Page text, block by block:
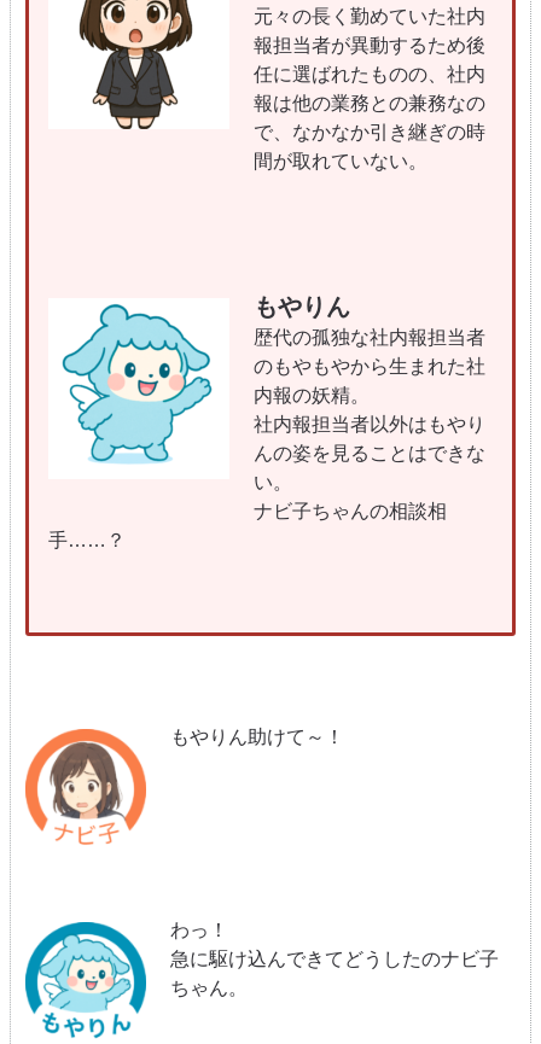
元々の長く勤めていた社内
報担当者が異動するため後
任に選ばれたものの、社内
報は他の業務との兼務なの
で、なかなか引き継ぎの時
間が取れていない。
もやりん
歴代の孤独な社内報担当者
のもやもやから生まれた社
内報の妖精。
社内報担当者以外はもやり
んの姿を見ることはできな
い。
ナビ子ちゃんの相談相
手……？
もやりん助けて～！
わっ！
急に駆け込んできてどうしたのナビ子
ちゃん。